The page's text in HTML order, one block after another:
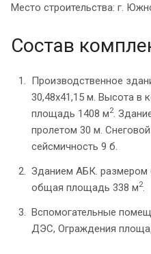
Место строительства: г.
Состав
Производственное
30,48х41,15 м. Высота в
площадь 1408 м2.
пролетом 30 м.
сейсмичность 9 б.
Зданием АБК. размером
общая площадь 338 м2.
Вспомогательные
ДЭС, Ограждения